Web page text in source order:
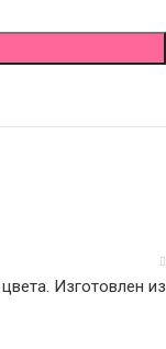
Изготовлен из